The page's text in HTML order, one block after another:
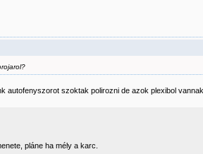
autofenyszorot szoktak polirozni de azok plexibol vannak.
pláne ha mély a karc.